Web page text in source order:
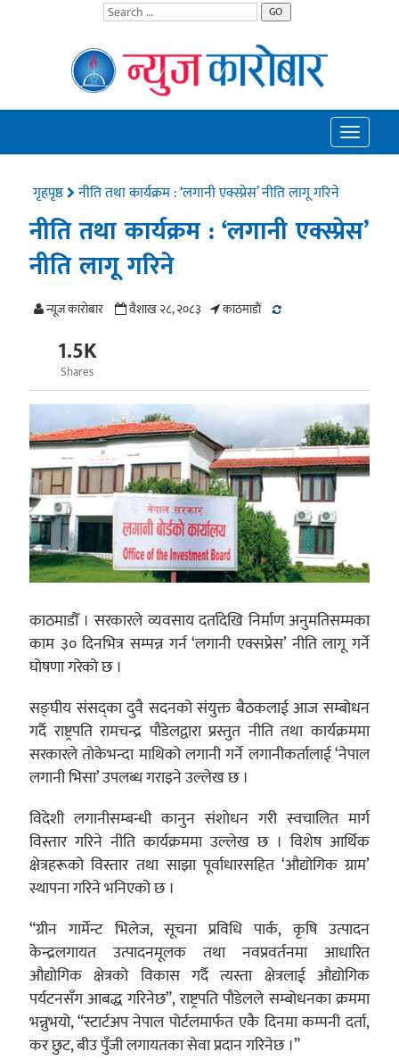
GO
Toggle
गृहपृष्ठ नीति तथा कार्यक्रम : ‘लगानी एक्स्प्रेस’ नीति लागू गरिने
नीति तथा कार्यक्रम : ‘लगानी एक्स्प्रेस’
नीति लागू गरिने
न्यूज काराेबार वैशाख २८, २०८३ काठमाडाैं
1.5K
Shares
काठमाडौँ । सरकारले व्यवसाय दर्तादेखि निर्माण अनुमतिसम्मका
काम ३० दिनभित्र सम्पन्न गर्न ‘लगानी एक्सप्रेस’ नीति लागू गर्ने
घोषणा गरेको छ ।
सङ्घीय संसद्का दुवै सदनको संयुक्त बैठकलाई आज सम्बोधन
गर्दै राष्ट्रपति रामचन्द्र पौडेलद्वारा प्रस्तुत नीति तथा कार्यक्रममा
सरकारले तोकेभन्दा माथिको लगानी गर्ने लगानीकर्तालाई ‘नेपाल
लगानी भिसा’ उपलब्ध गराइने उल्लेख छ ।
विदेशी लगानीसम्बन्धी कानुन संशोधन गरी स्वचालित मार्ग
विस्तार गरिने नीति कार्यक्रममा उल्लेख छ । विशेष आर्थिक
क्षेत्रहरूको विस्तार तथा साझा पूर्वाधारसहित ‘औद्योगिक ग्राम’
स्थापना गरिने भनिएको छ ।
“ग्रीन गार्मेन्ट भिलेज, सूचना प्रविधि पार्क, कृषि उत्पादन
केन्द्रलगायत उत्पादनमूलक तथा नवप्रवर्तनमा आधारित
औद्योगिक क्षेत्रको विकास गर्दै त्यस्ता क्षेत्रलाई औद्योगिक
पर्यटनसँग आबद्ध गरिनेछ”, राष्ट्रपति पौडेलले सम्बोधनका क्रममा
भन्नुभयो, “स्टार्टअप नेपाल पोर्टलमार्फत एकै दिनमा कम्पनी दर्ता,
कर छुट, बीउ पुँजी लगायतका सेवा प्रदान गरिनेछ ।”